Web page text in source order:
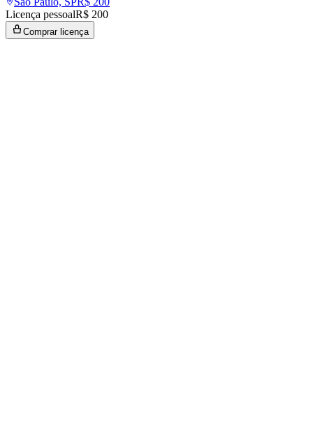
Licença pessoalR$ 200
Comprar licença